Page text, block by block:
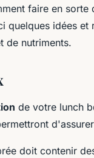
faire en sorte
quelques idées
de nutriments.
de votre lunch
doit contenir